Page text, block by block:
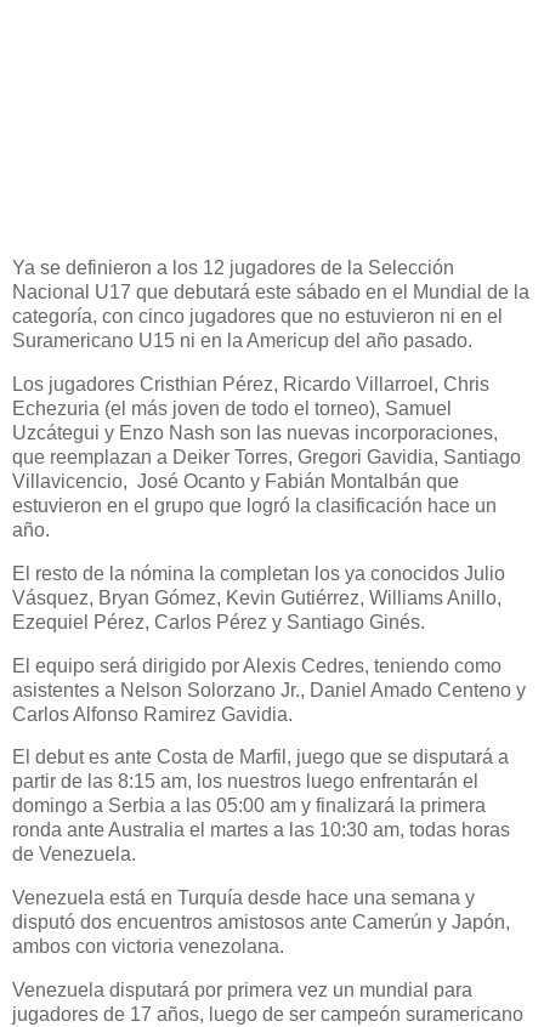
Ya se definieron a los 12 jugadores de la Selección
Nacional U17 que debutará este sábado en el Mundial de la
categoría, con cinco jugadores que no estuvieron ni en el
Suramericano U15 ni en la Americup del año pasado.
Los jugadores Cristhian Pérez, Ricardo Villarroel, Chris
Echezuria (el más joven de todo el torneo), Samuel
Uzcátegui y Enzo Nash son las nuevas incorporaciones,
que reemplazan a Deiker Torres, Gregori Gavidia, Santiago
Villavicencio, José Ocanto y Fabián Montalbán que
estuvieron en el grupo que logró la clasificación hace un
año.
El resto de la nómina la completan los ya conocidos Julio
Vásquez, Bryan Gómez, Kevin Gutiérrez, Williams Anillo,
Ezequiel Pérez, Carlos Pérez y Santiago Ginés.
El equipo será dirigido por Alexis Cedres, teniendo como
asistentes a Nelson Solorzano Jr., Daniel Amado Centeno y
Carlos Alfonso Ramirez Gavidia.
El debut es ante Costa de Marfil, juego que se disputará a
partir de las 8:15 am, los nuestros luego enfrentarán el
domingo a Serbia a las 05:00 am y finalizará la primera
ronda ante Australia el martes a las 10:30 am, todas horas
de Venezuela.
Venezuela está en Turquía desde hace una semana y
disputó dos encuentros amistosos ante Camerún y Japón,
ambos con victoria venezolana.
Venezuela disputará por primera vez un mundial para
jugadores de 17 años, luego de ser campeón suramericano